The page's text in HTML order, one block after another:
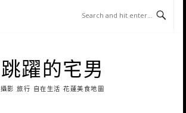
跳躍的宅男
攝影 旅行 自在生活 花蓮美食地圖